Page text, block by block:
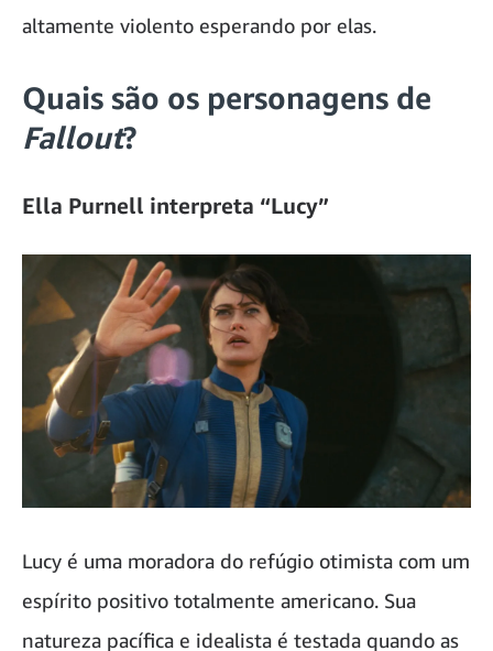
altamente violento esperando por elas.
Quais são os personagens de
Fallout?
Ella Purnell interpreta “Lucy”
Lucy é uma moradora do refúgio otimista com um
espírito positivo totalmente americano. Sua
natureza pacífica e idealista é testada quando as